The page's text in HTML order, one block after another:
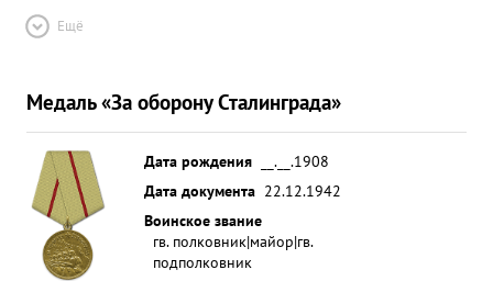
Ещё
Медаль «За оборону Сталинграда»
Дата рождения
__.__.1908
Дата документа 22.12.1942
Воинское звание
гв. полковник|майор|гв.
подполковник